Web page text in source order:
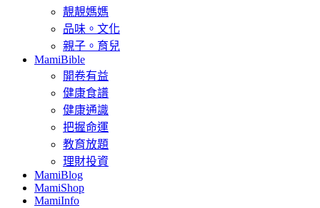
靚靚媽媽
品味。文化
親子。育兒
MamiBible
開卷有益
健康食譜
健康通識
把握命運
教育放題
理財投資
MamiBlog
MamiShop
MamiInfo